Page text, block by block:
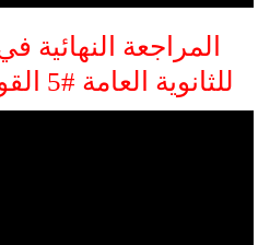
المراجعة النهائية
للثانوية العامة #5